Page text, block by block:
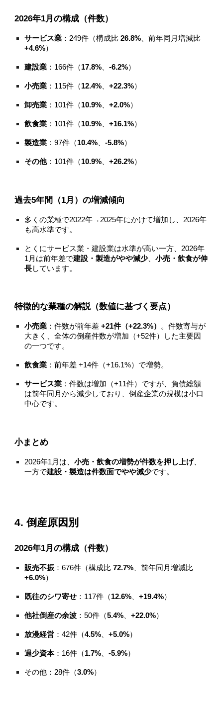
2026年1月の構成（件数）
サービス業 ：249件（構成比26.8% 、前年同月増減比
+4.6%）
建設業 ：166件（17.8% 、-6.2%）
小売業 ：115件（12.4% 、+22.3%）
卸売業 ：101件（10.9% 、+2.0%）
飲食業 ：101件（10.9% 、+16.1%）
製造業 ：97件（10.4% 、-5.8%）
その他：101件（10.9% 、+26.2%）
過去5年間（1月）の増減傾向
多くの業種で2022年→2025年にかけて増加し、2026年
も高水準です。
とくにサービス業・建設業は水準が高い一方、2026年
1月は前年差で建設・製造がやや減少、小売・飲食が伸
長しています。
特徴的な業種の解説（数値に基づく要点）
小売業 ：件数が前年差+21件（+22.3%） 。件数寄与が
大きく、全体の倒産件数が増加（+52件）した主要因
の一つです。
飲食業 ：前年差 +14件（+16.1%）で増勢。
サービス業 ：件数は増加（+11件）ですが、負債総額
は前年同月から減少しており、倒産企業の規模は小口
中心です。
小まとめ
2026年1月は、小売・飲食の増勢が件数を押し上げ、
一方で建設・製造は件数面でやや減少です。
4. 倒産原因別
2026年1月の構成（件数）
販売不振 ：676件（構成比72.7% 、前年同月増減比
+6.0%）
既往のシワ寄せ ：117件（12.6% 、+19.4%）
他社倒産の余波 ：50件（5.4% 、+22.0%）
放漫経営 ：42件（4.5% 、+5.0%）
過少資本：16件（1.7% 、-5.9%）
その他：28件（3.0%）